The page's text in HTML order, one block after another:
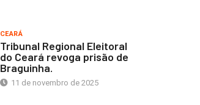
CEARÁ
Tribunal Regional Eleitoral
do Ceará revoga prisão de
Braguinha.
11 de novembro de 2025